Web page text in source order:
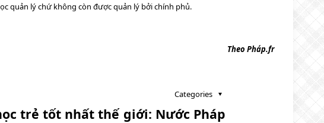
quản lý chứ không còn được quản lý bởi chính phủ.
Theo Pháp.fr
Categories
trẻ tốt nhất thế giới: Nước Pháp